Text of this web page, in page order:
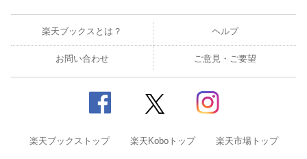
楽天ブックスとは？ ヘルプ
お問い合わせ ご意見・ご要望
楽天ブックストップ 楽天Koboトップ 楽天市場トップ